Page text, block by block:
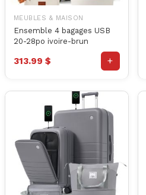
MEUBLES & MAISON
Ensemble 4 bagages USB
20-28po ivoire-brun
313.99 $ +